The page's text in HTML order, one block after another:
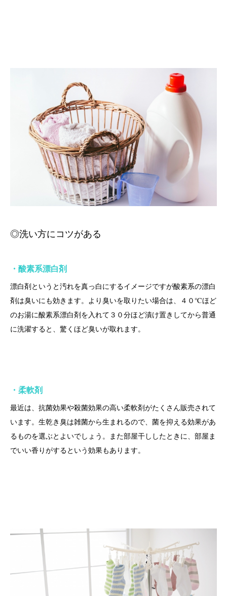
◎洗い方にコツがある
・酸素系漂白剤
漂白剤というと汚れを真っ白にするイメージですが酸素系の漂白
剤は臭いにも効きます。より臭いを取りたい場合は、４０℃ほど
のお湯に酸素系漂白剤を入れて３０分ほど漬け置きしてから普通
に洗濯すると、驚くほど臭いが取れます。
・柔軟剤
最近は、抗菌効果や殺菌効果の高い柔軟剤がたくさん販売されて
います。生乾き臭は雑菌から生まれるので、菌を抑える効果があ
るものを選ぶとよいでしょう。また部屋干ししたときに、部屋ま
でいい香りがするという効果もあります。